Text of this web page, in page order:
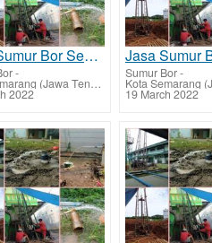
Jasa Sumur Bor Semarang Utara dan Biaya Jasa Buat Sumur Bor
-
Kota Semarang (Jawa Tengah)
2022
Sumur Bor-
19 March 2022